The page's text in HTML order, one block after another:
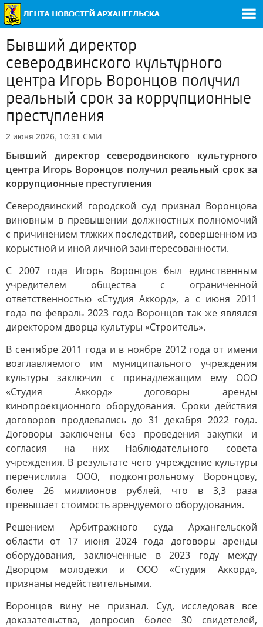
Бывший директор
северодвинского культурного
центра Игорь Воронцов получил
реальный срок за коррупционные
преступления
2 июня 2026, 10:31 СМИ
Бывший директор северодвинского культурного
центра Игорь Воронцов получил реальный срок за
коррупционные преступления
Северодвинский городской суд признал Воронцова
виновным в превышении должностных полномочий
с причинением тяжких последствий, совершенном из
корыстной и иной личной заинтересованности.
С 2007 года Игорь Воронцов был единственным
учредителем общества с ограниченной
ответственностью «Студия Аккорд», а с июня 2011
года по февраль 2023 года Воронцов так же являлся
директором дворца культуры «Строитель».
В сентябре 2011 года и в ноябре 2012 года от имени
возглавляемого им муниципального учреждения
культуры заключил с принадлежащим ему ООО
«Студия Аккорд» договоры аренды
кинопроекционного оборудования. Сроки действия
договоров продлевались до 31 декабря 2022 года.
Договоры заключены без проведения закупки и
согласия на них Наблюдательного совета
учреждения. В результате чего учреждение культуры
перечислила ООО, подконтрольному Воронцову,
более 26 миллионов рублей, что в 3,3 раза
превышает стоимость арендуемого оборудования.
Решением Арбитражного суда Архангельской
области от 17 июня 2024 года договоры аренды
оборудования, заключенные в 2023 году между
Дворцом молодежи и ООО «Студия Аккорд»,
признаны недействительными.
Воронцов вину не признал. Суд, исследовав все
доказательства, допросив более 30 свидетелей,